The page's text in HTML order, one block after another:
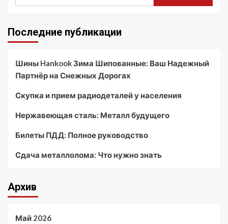
Последние публикации
Шины Hankook Зима Шипованные: Ваш Надежный
Партнёр на Снежных Дорогах
Скупка и прием радиодеталей у населения
Нержавеющая сталь: Металл будущего
Билеты ПДД: Полное руководство
Сдача металлолома: Что нужно знать
Архив
Май 2026